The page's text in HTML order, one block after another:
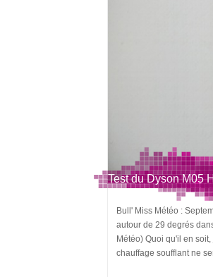
Test du Dyson M05
Bull' Miss Météo :
autour de 29 degrés
Météo) Quoi qu'il en
chauffage soufflant ne